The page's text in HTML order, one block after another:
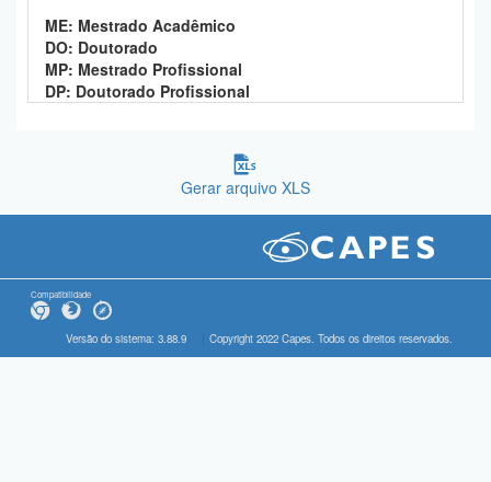
ME: Mestrado Acadêmico
DO: Doutorado
MP: Mestrado Profissional
DP: Doutorado Profissional
Gerar arquivo XLS
Compatibilidade
Versão do sistema: 3.88.9 Copyright 2022 Capes. Todos os direitos reservados.